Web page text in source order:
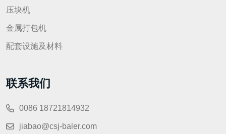
压块机
金属打包机
配套设施及材料
联系我们
0086 18721814932
jiabao@csj-baler.com